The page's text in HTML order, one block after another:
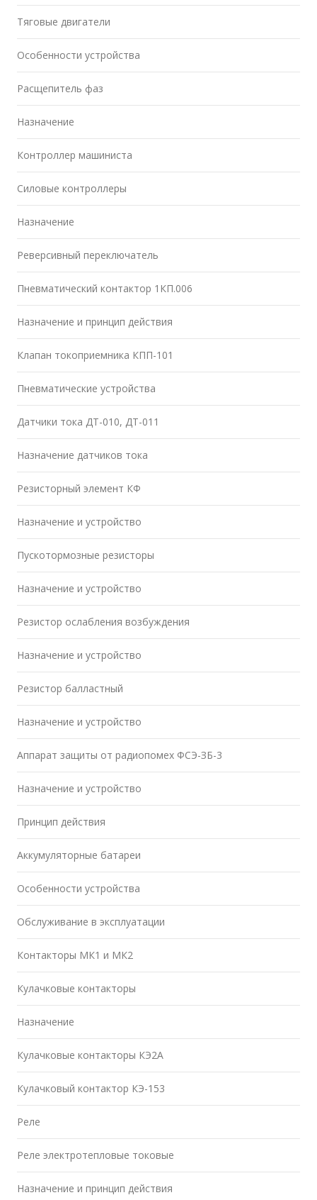
Тяговые двигатели
Особенности устройства
Расщепитель фаз
Назначение
Контроллер машиниста
Силовые контроллеры
Назначение
Реверсивный переключатель
Пневматический контактор 1КП.006
Назначение и принцип действия
Клапан токоприемника КПП-101
Пневматические устройства
Датчики тока ДТ-010, ДТ-011
Назначение датчиков тока
Резисторный элемент КФ
Назначение и устройство
Пускотормозные резисторы
Назначение и устройство
Резистор ослабления возбуждения
Назначение и устройство
Резистор балластный
Назначение и устройство
Аппарат защиты от радиопомех ФСЭ-ЗБ-3
Назначение и устройство
Принцип действия
Аккумуляторные батареи
Особенности устройства
Обслуживание в эксплуатации
Контакторы МК1 и МК2
Кулачковые контакторы
Назначение
Кулачковые контакторы КЭ2А
Кулачковый контактор КЭ-153
Реле
Реле электротепловые токовые
Назначение и принцип действия